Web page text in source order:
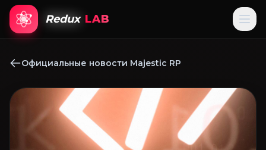
Redux LAB
Официальные новости Majestic RP